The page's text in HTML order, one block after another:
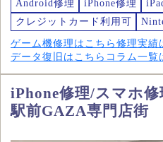
Android修理 iPhone修理
クレジットカード利用可
ゲーム機修理はこちら 修理実績
データ復旧はこちら コラム一覧
iPhone修理/スマホ
駅前GAZA専門店街